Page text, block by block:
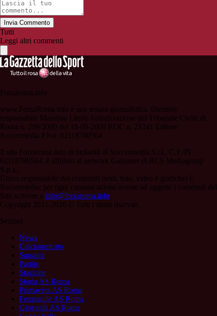
Invia Commento
Tutti
Leggi altri commenti
Forzaroma.info
www.ForzaRoma.info è una testata giornalistica. Direttore
responsabile Massimo Limiti Autorizzazione del Tribunale Civile di
Roma n. 299/2009 del 18-09-2009 ROC n. 21241 Editore
Soccermedia P.Iva: 02118780564
Il sito Forzaroma.info di titolarità di Soccermedia S.r.l., C.F./PI
02118780564, è affiliato al network Gazzanet di RCS Mediagroup
S.p.a..
Unico responsabile dei contenuti (testi, foto, video e grafiche) è
Soccermedia; per ogni comunicazione avente ad oggetto i contenuti del
Sito scrivere a info@forzaroma.info
Copyright 2021-2026 © Tutti i diritti riservati.
Sezioni
News
Calciomercato
Squadra
Partite
Stagione
Storia AS Roma
Primavera AS Roma
Femminile AS Roma
Giovanili AS Roma